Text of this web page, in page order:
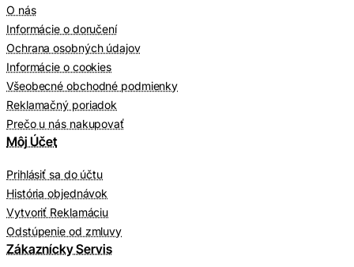
O nás
Informácie o doručení
Ochrana osobných údajov
Informácie o cookies
Všeobecné obchodné podmienky
Reklamačný poriadok
Prečo u nás nakupovať
Môj Účet
Prihlásiť sa do účtu
História objednávok
Vytvoriť Reklamáciu
Odstúpenie od zmluvy
Zákaznícky Servis